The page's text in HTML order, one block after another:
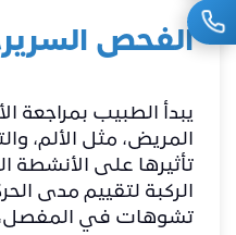
الفحص
يبدأ الطبيب بمراجعة
المريض، مثل الألم،
تأثيرها على الأنشطة
الركبة لتقييم مدى
تشوهات في المفصل،